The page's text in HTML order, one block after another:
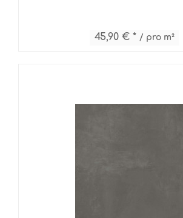
45,90 € * / pro m²